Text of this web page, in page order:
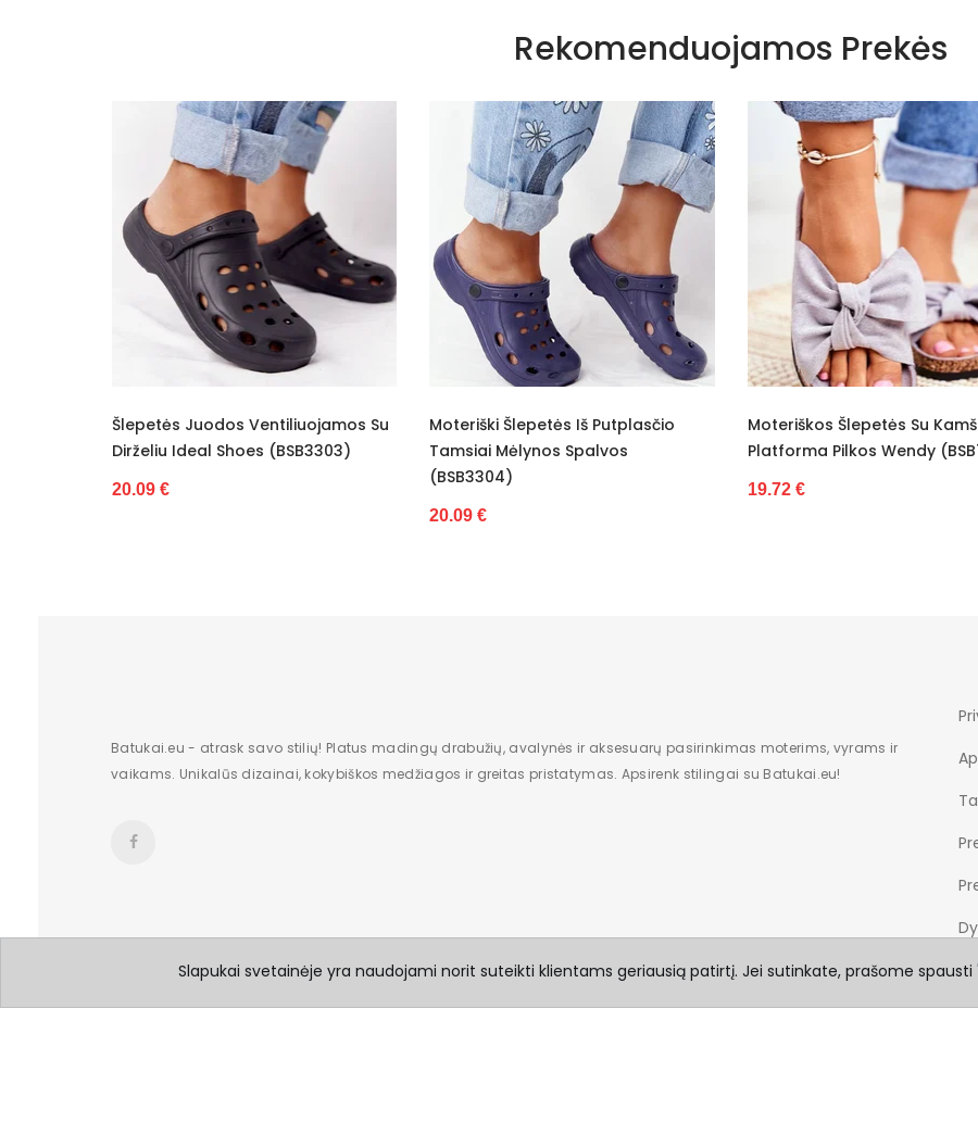
Siūlome rinktis tokį dydį, kokį dėvite
Išorinė medžiaga Kaučukas
Vidus Kaučukas
Platforma / padas
Šiltas Ne
Kulno tipas Be kulno
Kategorija Moterims
Būklė Nauja
Rekomenduojamos Prekės
Šlepetės Juodos Ventiliuojamos Su
Dirželiu Ideal Shoes (BSB3303)
20.09 €
Moteriški Šlepetės Iš Putplasčio
Tamsiai Mėlynos Spalvos
(BSB3304)
20.09 €
Moteriškos Šlepetės Su
Platforma Pilkos Wendy
19.72 €
Batukai.eu - atrask savo stilių! Platus madingų drabužių, avalynės ir aksesuarų pasirinkimas moterims, vyrams ir
vaikams. Unikalūs dizainai, kokybiškos medžiagos ir greitas pristatymas. Apsirenk stilingai su Batukai.eu!
Slapukai svetainėje yra naudojami norit suteikti klientams geriausią patirtį. Jei sutinkate, prašome spausti